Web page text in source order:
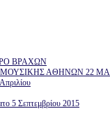
ΒΡΑΧΩΝ
ΑΘΗΝΩΝ 22
5 Σεπτεμβρίου 2015